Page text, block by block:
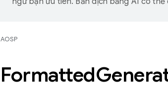
AOSP
Formatted